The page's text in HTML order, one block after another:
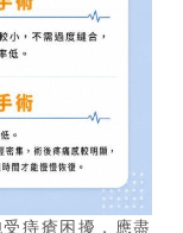
痔瘡困擾，應盡